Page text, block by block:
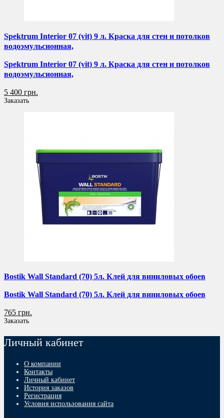
Spektrum Interior 07 (vit) 9 л. Краска для стен и потолков
водоэмульсионная,
Spektrum Interior 07 (vit) 9 л. Краска для стен и потолков
водоэмульсионная,
5 400 грн.
Заказать
Bostik Wall Standard (70) 5л. Клей для виниловых обоев
Bostik Wall Standard (70) 5л. Клей для виниловых обоев
765 грн.
Заказать
Личный кабинет
О компании
Контакты
Личный кабинет
История заказов
Регистрация
Условия использования сайта